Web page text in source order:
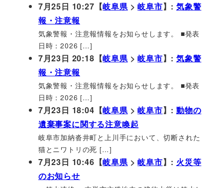
7月25日 10:27【岐阜県>岐阜市】:気象警
報・注意報
気象警報・注意報情報をお知らせします。 ■発表
日時：2026 […]
7月23日 20:18【岐阜県>岐阜市】:気象警
報・注意報
気象警報・注意報情報をお知らせします。 ■発表
日時：2026 […]
7月23日 18:04【岐阜県>岐阜市】:動物の
遺棄事案に関する注意喚起
岐阜市加納沓井町と上川手において、切断された
猫とニワトリの死 […]
7月23日 10:46【岐阜県>岐阜市】: 火災等
のお知らせ